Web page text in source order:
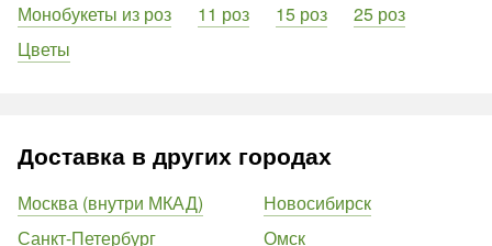
Монобукеты из роз
11 роз 15 роз
25 роз
Цветы
Доставка в других городах
Москва (внутри МКАД)
Санкт-Петербург
Новосибирск
Омск